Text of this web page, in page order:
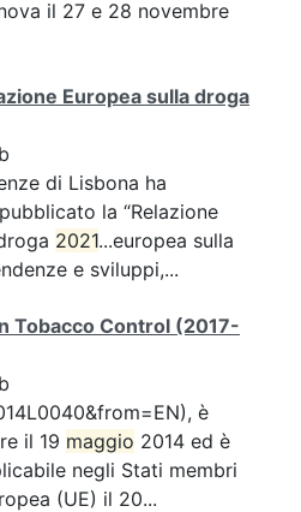
il 27 e 28 novembre
Europea sulla droga
di Lisbona ha
la “Relazione
2021...europea sulla
e sviluppi,...
Tobacco Control (2017-
è
il 19 maggio 2014 ed è
negli Stati membri
(UE) il 20...